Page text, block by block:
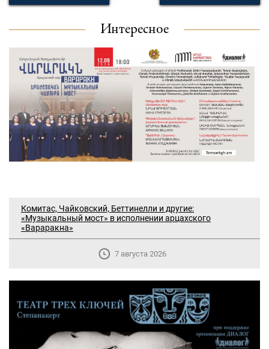
Интересное
Комитас, Чайковский, Беттинелли и другие:
«Музыкальный мост» в исполнении арцахского
«Вараракна»
7 августа 2026